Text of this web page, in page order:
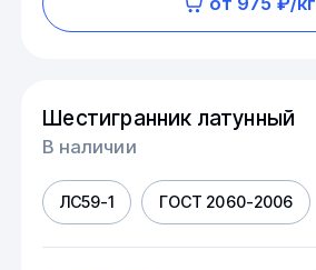
Шестигранник латунный
В наличии
ЛС59-1 ГОСТ 2060-2006